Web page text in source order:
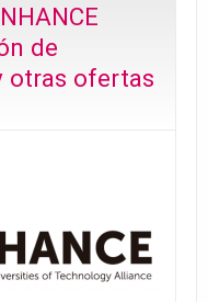
de
otras ofertas